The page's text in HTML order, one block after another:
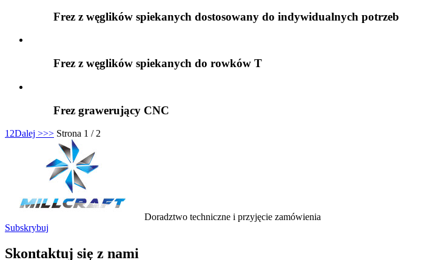
Frez z węglików spiekanych dostosowany do indywidualnych potrzeb
Frez z węglików spiekanych do rowków T
Frez grawerujący CNC
1 2Dalej >>> Strona 1 / 2
Doradztwo techniczne i przyjęcie zamówienia
Subskrybuj
Skontaktuj się z nami